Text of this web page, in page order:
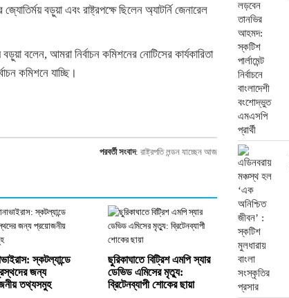
বড়ুয়া এবং রাষ্ট্রপক্ষে ছিলেন অ্যাটর্নি জেনারেল
বলেন, আমরা নির্বাচন কমিশনের নোটিসের কার্যকারিতা
কমিশনে যাচ্ছি।
পরবর্তী সংবাদ:রাষ্ট্রপতি লন্ডন যাচ্ছেন আজ
স্কটল্যান্ডে
জন্য
তথ্যসমুহ
ছুরিকাঘাতে বিট্রিশ এমপি স্যার
ডেভিড এমিসের মৃত্যু:
ব্রিটেনব্যাপী শোকের ছায়া